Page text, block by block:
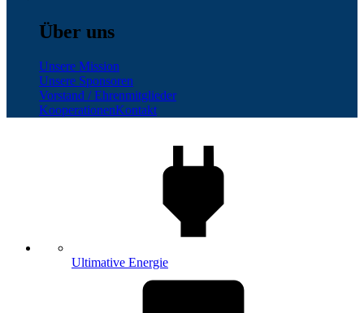
Über uns
Unsere Mission
Unsere Sponsoren
Vorstand / Ehrenmitglieder
KooperationenKontakt
Ultimative Energie